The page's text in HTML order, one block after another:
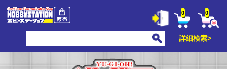
0 0
詳細検索>